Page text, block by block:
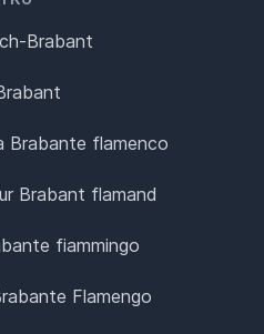
Brabant
Brabante flamenco
Brabant flamand
fiammingo
Flamengo